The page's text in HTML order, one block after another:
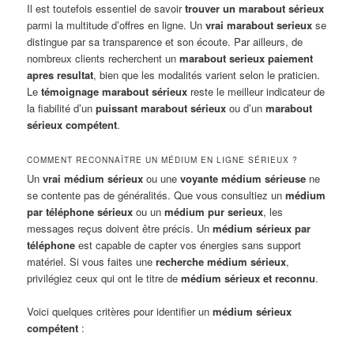
Il est toutefois essentiel de savoirtrouver un marabout sérieux
parmi la multitude d’offres en ligne. Unvrai marabout serieux se
distingue par sa transparence et son écoute. Par ailleurs, de
nombreux clients recherchent unmarabout serieux paiement
apres resultat, bien que les modalités varient selon le praticien.
Letémoignage marabout sérieux reste le meilleur indicateur de
la fiabilité d’unpuissant marabout sérieux ou d’unmarabout
sérieux compétent.
COMMENT RECONNAÎTRE UN MÉDIUM EN LIGNE SÉRIEUX ?
Unvrai médium sérieux ou unevoyante médium sérieuse ne
se contente pas de généralités. Que vous consultiez unmédium
par téléphone sérieux ou unmédium pur serieux, les
messages reçus doivent être précis. Unmédium sérieux par
téléphone est capable de capter vos énergies sans support
matériel. Si vous faites unerecherche médium sérieux,
privilégiez ceux qui ont le titre demédium sérieux et reconnu.
Voici quelques critères pour identifier unmédium sérieux
compétent :